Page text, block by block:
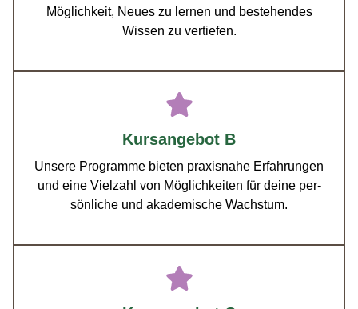
Möglichkeit, Neues zu ler­nen und beste­hen­des
Wis­sen zu ver­tiefen.
Kursangebot B
Unsere Pro­gramme bieten prax­is­na­he Erfahrun­gen
und eine Vielzahl von Möglichkeit­en für deine per­
sön­liche und akademis­che Wach­s­tum.